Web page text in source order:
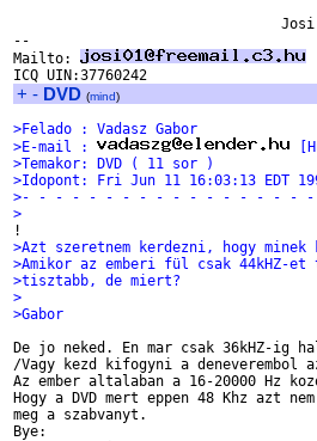
                                Josi
--
Mailto:
+ - DVD (mind)
>Felado : Vadasz Gabor
>E-mail :
>Temakor: DVD ( 11 sor )
>Idopont: Fri Jun 11 16:03:13 EDT
>- - - - - - - - - - - - - - - - -
>
!
>Azt szeretnem kerdezni, hogy minek
>Amikor az emberi fül csak 44kHZ-
>tisztabb, de miert?
>
>Gabor
De jo neked. En mar csak 36kHZ-ig
/Vagy kezd kifogyni a deneverembol
Az ember altalaban a 16-20000 Hz
Hogy a DVD mert eppen 48 Khz azt
meg a szabvanyt.
Bye: